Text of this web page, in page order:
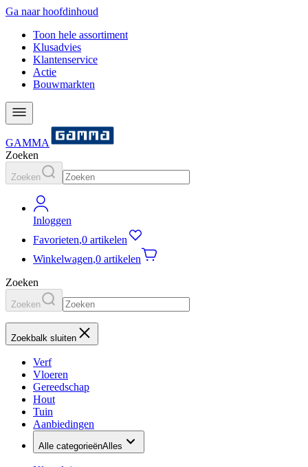
Ga naar hoofdinhoud
Toon hele assortiment
Klusadvies
Klantenservice
Actie
Bouwmarkten
GAMMA
Zoeken
Zoeken
Inloggen
Favorieten,0 artikelen
Winkelwagen,0 artikelen
Zoeken
Zoeken
Zoekbalk sluiten
Verf
Vloeren
Gereedschap
Hout
Tuin
Aanbiedingen
Alle categorieënAlles